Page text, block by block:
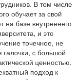
В том числе
обучает за свой
на базе внутреннего
и это
точечное, не
галочки, с большой
ценностью.
подход к